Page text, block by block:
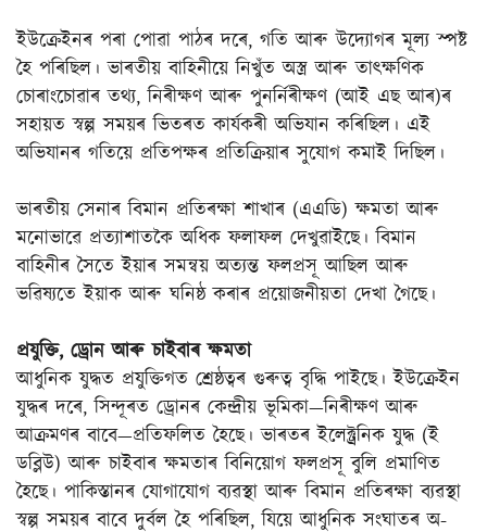
ইউক্ৰেইনৰ পৰা পোৱা পাঠৰ দৰে, গতি আৰু উদ্যোগৰ মূল্য স্পষ্ট
হৈ পৰিছিল। ভাৰতীয় বাহিনীয়ে নিখুঁত অস্ত্ৰ আৰু তাৎক্ষণিক
চোৰাংচোৱাৰ তথ্য, নিৰীক্ষণ আৰু পুনৰ্নিৰীক্ষণ (আই এছ আৰ)ৰ
সহায়ত স্বল্প সময়ৰ ভিতৰত কাৰ্যকৰী অভিযান কৰিছিল। এই
অভিযানৰ গতিয়ে প্ৰতিপক্ষৰ প্ৰতিক্ৰিয়াৰ সুযোগ কমাই দিছিল।
ভাৰতীয় সেনাৰ বিমান প্ৰতিৰক্ষা শাখাৰ (এএডি) ক্ষমতা আৰু
মনোভাৱে প্ৰত্যাশাতকৈ অধিক ফলাফল দেখুৱাইছে। বিমান
বাহিনীৰ সৈতে ইয়াৰ সমন্বয় অত্যন্ত ফলপ্ৰসূ আছিল আৰু
ভৱিষ্যতে ইয়াক আৰু ঘনিষ্ঠ কৰাৰ প্ৰয়োজনীয়তা দেখা গৈছে।
প্ৰযুক্তি, ড্ৰোন আৰু চাইবাৰ ক্ষমতা
আধুনিক যুদ্ধত প্ৰযুক্তিগত শ্ৰেষ্ঠত্বৰ গুৰুত্ব বৃদ্ধি পাইছে। ইউক্ৰেইন
যুদ্ধৰ দৰে, সিন্দূৰত ড্ৰোনৰ কেন্দ্ৰীয় ভূমিকা—নিৰীক্ষণ আৰু
আক্ৰমণৰ বাবে—প্ৰতিফলিত হৈছে। ভাৰতৰ ইলেক্ট্ৰনিক যুদ্ধ (ই
ডব্লিউ) আৰু চাইবাৰ ক্ষমতাৰ বিনিয়োগ ফলপ্ৰসূ বুলি প্ৰমাণিত
হৈছে। পাকিস্তানৰ যোগাযোগ ব্যৱস্থা আৰু বিমান প্ৰতিৰক্ষা ব্যৱস্থা
স্বল্প সময়ৰ বাবে দুৰ্বল হৈ পৰিছিল, যিয়ে আধুনিক সংঘাতৰ অ-